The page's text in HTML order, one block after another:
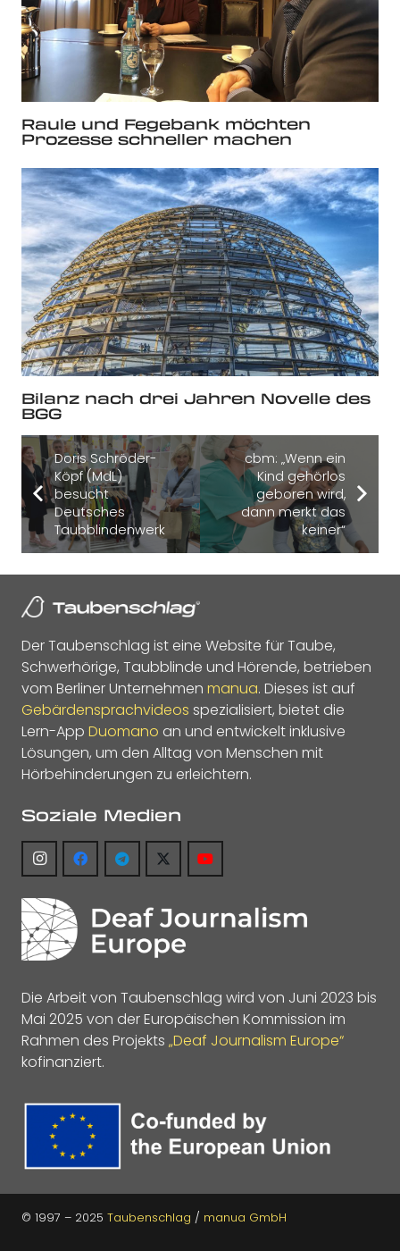
Raule und Fegebank möchten
Prozesse schneller machen
Bilanz nach drei Jahren Novelle des
BGG
Doris Schröder-
Köpf (MdL)
besucht
Deutsches
Taubblindenwerk
cbm: „Wenn ein
Kind gehörlos
geboren wird,
dann merkt das
keiner“
Der Taubenschlag ist eine Website für Taube,
Schwerhörige, Taubblinde und Hörende, betrieben
vom Berliner Unternehmen manua. Dieses ist auf
Gebärdensprachvideos spezialisiert, bietet die
Lern-App Duomano an und entwickelt inklusive
Lösungen, um den Alltag von Menschen mit
Hörbehinderungen zu erleichtern.
Soziale Medien
Die Arbeit von Taubenschlag wird von Juni 2023 bis
Mai 2025 von der Europäischen Kommission im
Rahmen des Projekts „Deaf Journalism Europe“
kofinanziert.
© 1997 – 2025 Taubenschlag / manua GmbH